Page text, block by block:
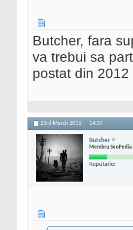
Butcher, fara
va trebui sa
postat din
23rd March 2015, 14:37
Butcher
Membru SeoPedia
Reputatie: